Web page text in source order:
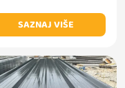
SAZNAJ VIŠE